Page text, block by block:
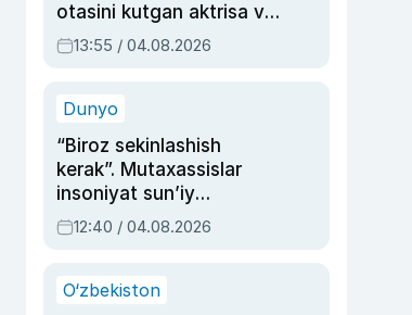
otasini kutgan aktrisa va
dublyaj ustasi Rimma
Ahmedovaning
13:55 / 04.08.2026
Dunyo
“Biroz sekinlashish
kerak”. Mutaxassislar
insoniyat sun’iy
intellektni boshqara
olmay qolishidan xavotir
12:40 / 04.08.2026
O‘zbekiston